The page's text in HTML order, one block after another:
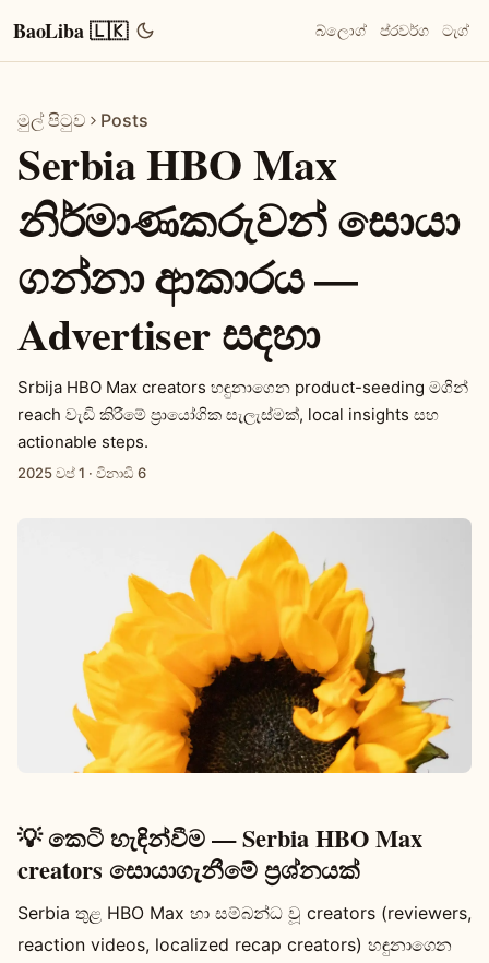
BaoLiba 🇱🇰 බ්ලොග් ප්රවර්ග ටැග්
මුල් පිටුව Posts
Serbia HBO Max
නිර්මාණකරුවන් සොයා
ගන්නා ආකාරය —
Advertiser සදහා
Srbija HBO Max creators හඳුනාගෙන product-seeding මගින්
reach වැඩි කිරීමේ ප්‍රායෝගික සැලැස්මක්, local insights සහ
actionable steps.
2025 වප් 1 · විනාඩි 6
💡 කෙටි හැඳින්වීම — Serbia HBO Max
creators සොයාගැනීමේ ප්‍රශ්නයක්
Serbia තුළ HBO Max හා සම්බන්ධ වූ creators (reviewers,
reaction videos, localized recap creators) හඳුනාගෙන